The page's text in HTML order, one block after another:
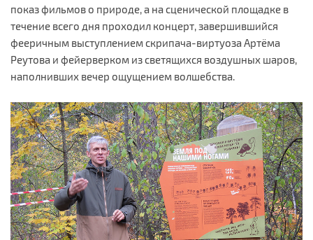
показ фильмов о природе, а на сценической площадке в
течение всего дня проходил концерт, завершившийся
фееричным выступлением скрипача-виртуоза Артёма
Реутова и фейерверком из светящихся воздушных шаров,
наполнивших вечер ощущением волшебства.